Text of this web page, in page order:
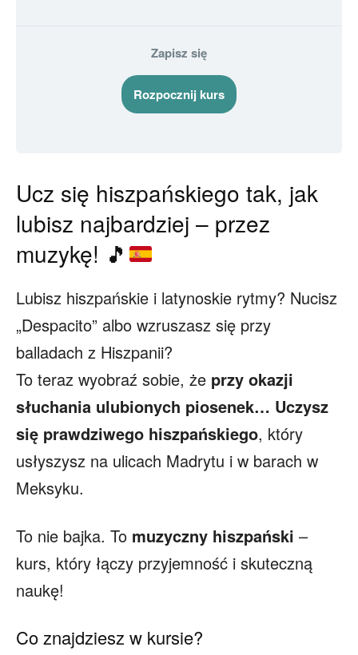
Zapisz się
Rozpocznij kurs
Ucz się hiszpańskiego tak, jak
lubisz najbardziej – przez
muzykę! 🎵
Lubisz hiszpańskie i latynoskie rytmy? Nucisz
„Despacito” albo wzruszasz się przy
balladach z Hiszpanii?
To teraz wyobraź sobie, że przy okazji
słuchania ulubionych piosenek… Uczysz
się prawdziwego hiszpańskiego, który
usłyszysz na ulicach Madrytu i w barach w
Meksyku.
To nie bajka. To muzyczny hiszpański –
kurs, który łączy przyjemność i skuteczną
naukę!
Co znajdziesz w kursie?